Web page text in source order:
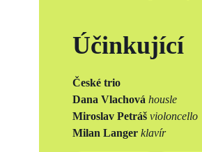
Účinkující
České trio
Dana Vlachová housle
Miroslav Petráš violoncello
Milan Langer klavír